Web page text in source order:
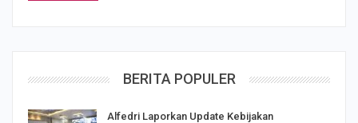
BERITA POPULER
Alfedri Laporkan Update Kebijakan